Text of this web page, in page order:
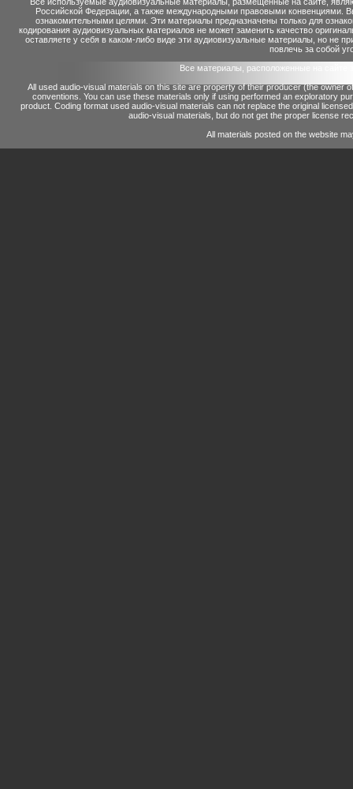
Российской Федерации, а также международными правовыми конвенциями.
ознакомительными целями. Эти материалы предназначены только для
кодирования аудиовизуальных материалов не может заменить качество
оставляете у себя в каком-либо виде эти аудиовизуальные материалы, но не
повлечь за собой
Все материалы, расположенные на сайте
All used audio-visual materials on this site are property of their producer (the owner
conventions. You can use these materials only if using performed an exploratory
product. Coding format used audio-visual materials can not replace the original
audio-visual materials, but do not get the proper license
All materials posted on the website